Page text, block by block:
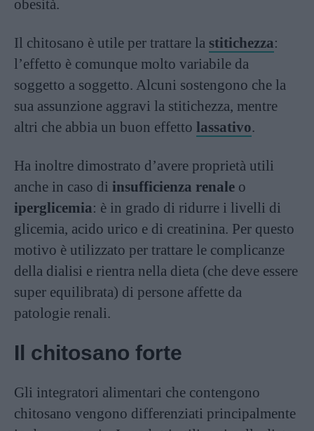
obesità.
Il chitosano è utile per trattare la stitichezza:
l’effetto è comunque molto variabile da
soggetto a soggetto. Alcuni sostengono che la
sua assunzione aggravi la stitichezza, mentre
altri che abbia un buon effetto lassativo.
Ha inoltre dimostrato d’avere proprietà utili
anche in caso di insufficienza renale o
iperglicemia: è in grado di ridurre i livelli di
glicemia, acido urico e di creatinina. Per questo
motivo è utilizzato per trattare le complicanze
della dialisi e rientra nella dieta (che deve essere
super equilibrata) di persone affette da
patologie renali.
Il chitosano forte
Gli integratori alimentari che contengono
chitosano vengono differenziati principalmente